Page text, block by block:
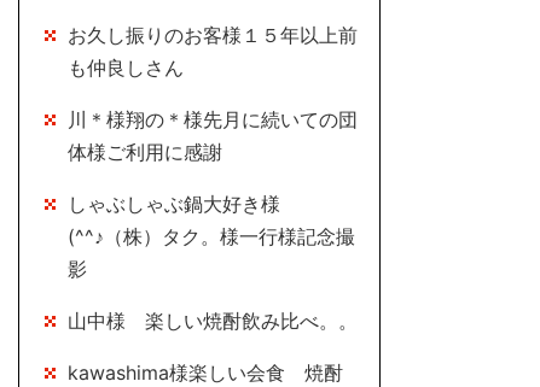
お久し振りのお客様１５年以上前
も仲良しさん
川＊様翔の＊様先月に続いての団
体様ご利用に感謝
しゃぶしゃぶ鍋大好き様
(^^♪（株）タク。様一行様記念撮
影
山中様 楽しい焼酎飲み比べ。。
kawashima様楽しい会食 焼酎